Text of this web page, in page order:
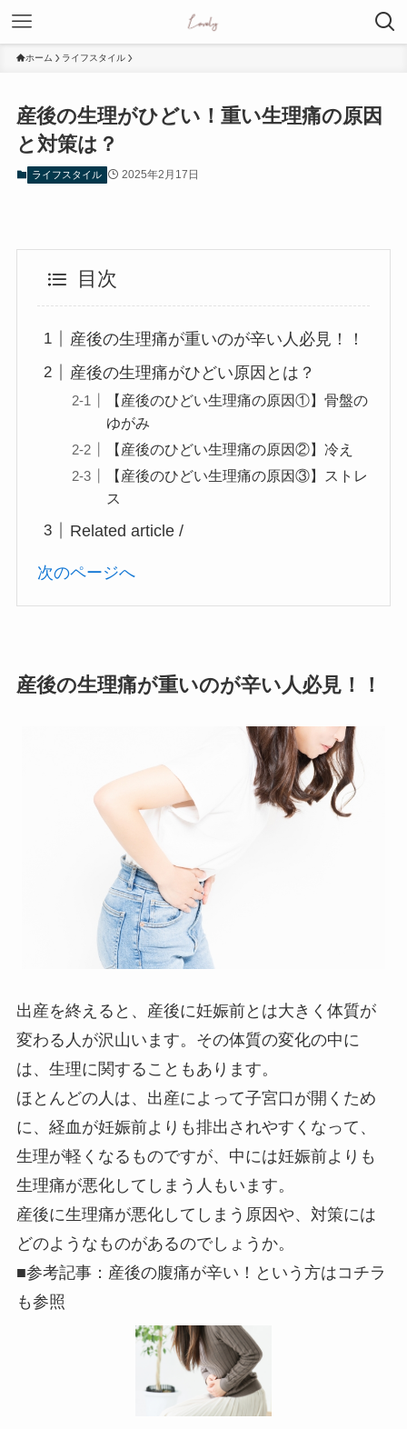
ホーム ライフスタイル
産後の生理がひどい！重い生理痛の原因
と対策は？
ライフスタイル 2025年2月17日
目次
産後の生理痛が重いのが辛い人必見！！
産後の生理痛がひどい原因とは？
【産後のひどい生理痛の原因①】骨盤の
ゆがみ
【産後のひどい生理痛の原因②】冷え
【産後のひどい生理痛の原因③】ストレ
ス
Related article /
次のページへ
産後の生理痛が重いのが辛い人必見！！
出産を終えると、産後に妊娠前とは大きく体質が
変わる人が沢山います。その体質の変化の中に
は、生理に関することもあります。
ほとんどの人は、出産によって子宮口が開くため
に、経血が妊娠前よりも排出されやすくなって、
生理が軽くなるものですが、中には妊娠前よりも
生理痛が悪化してしまう人もいます。
産後に生理痛が悪化してしまう原因や、対策には
どのようなものがあるのでしょうか。
■参考記事：産後の腹痛が辛い！という方はコチラ
も参照